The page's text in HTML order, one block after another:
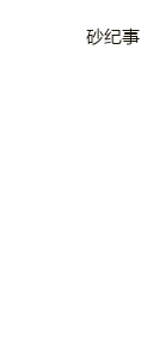
砂纪事